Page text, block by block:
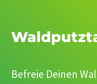
Befreie Deinen